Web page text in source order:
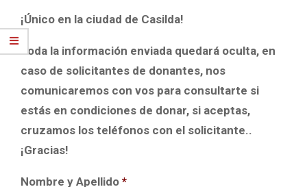
¡Único en la ciudad de Casilda!
Toda la información enviada quedará oculta, en
caso de solicitantes de donantes, nos
comunicaremos con vos para consultarte si
estás en condiciones de donar, si aceptas,
cruzamos los teléfonos con el solicitante..
¡Gracias!
Nombre y Apellido *